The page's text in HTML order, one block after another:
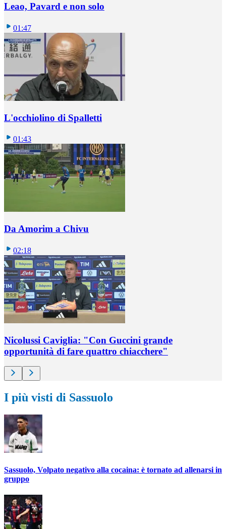
Leao, Pavard e non solo
01:47
L'occhiolino di Spalletti
01:43
Da Amorim a Chivu
02:18
Nicolussi Caviglia: "Con Guccini grande
opportunità di fare quattro chiacchere"
I più visti di Sassuolo
Sassuolo, Volpato negativo alla cocaina: è tornato ad allenarsi in
gruppo